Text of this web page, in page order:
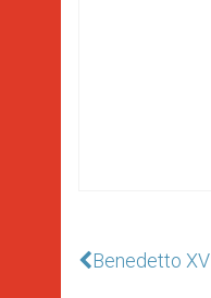
Benedetto